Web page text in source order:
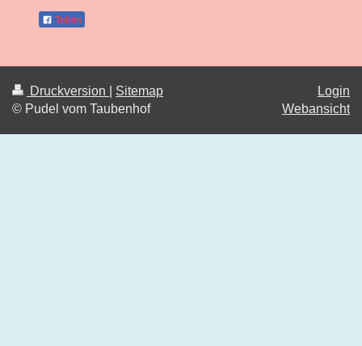
Teilen
Druckversion
Sitemap
© Pudel vom Taubenhof
Login
Webansicht